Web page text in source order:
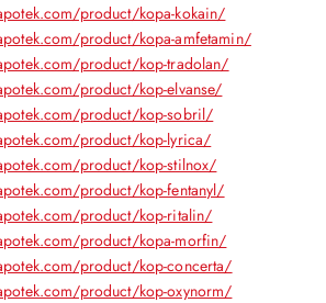
product/kopa-kokain/
product/kopa-amfetamin/
product/kop-tradolan/
product/kop-elvanse/
product/kop-sobril/
product/kop-lyrica/
product/kop-stilnox/
product/kop-fentanyl/
product/kop-ritalin/
product/kopa-morfin/
product/kop-concerta/
product/kop-oxynorm/